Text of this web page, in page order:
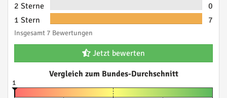
2 Sterne
0
1 Stern
7
Insgesamt 7 Bewertungen
Jetzt bewerten
Vergleich zum Bundes-Durchschnitt
1